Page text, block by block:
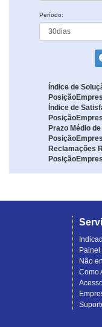
Período:
Índice de
Posição
Índice de
Posição
Prazo Médio
Posição
Reclamações
Posição
Painel
Não
Como